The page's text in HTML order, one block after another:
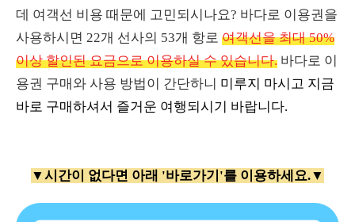
데 여객선 비용 때문에 고민되시나요? 바다로 이용권을
사용하시면 22개 선사의 53개 항로 여객선을 최대 50%
이상 할인된 요금으로 이용하실 수 있습니다. 바다로 이
용권 구매와 사용 방법이 간단하니 미루지 마시고 지금
바로 구매하셔서 즐거운 여행되시기 바랍니다.
▼시간이 없다면 아래 '바로가기'를 이용하세요.▼